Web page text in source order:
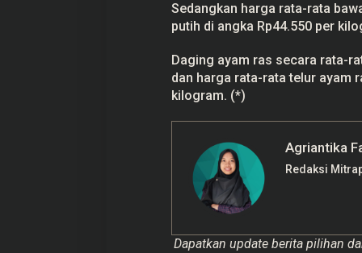
Sedangkan harga rata-rata
putih di angka Rp44.550 per
Daging ayam ras secara rata-
dan harga rata-rata telur ayam
kilogram. (*)
Agriantika
Redaksi
Dapatkan update berita pilihan